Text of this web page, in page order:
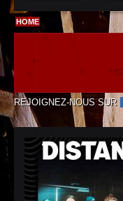
HOME
REJOIGNEZ-NOUS SUR